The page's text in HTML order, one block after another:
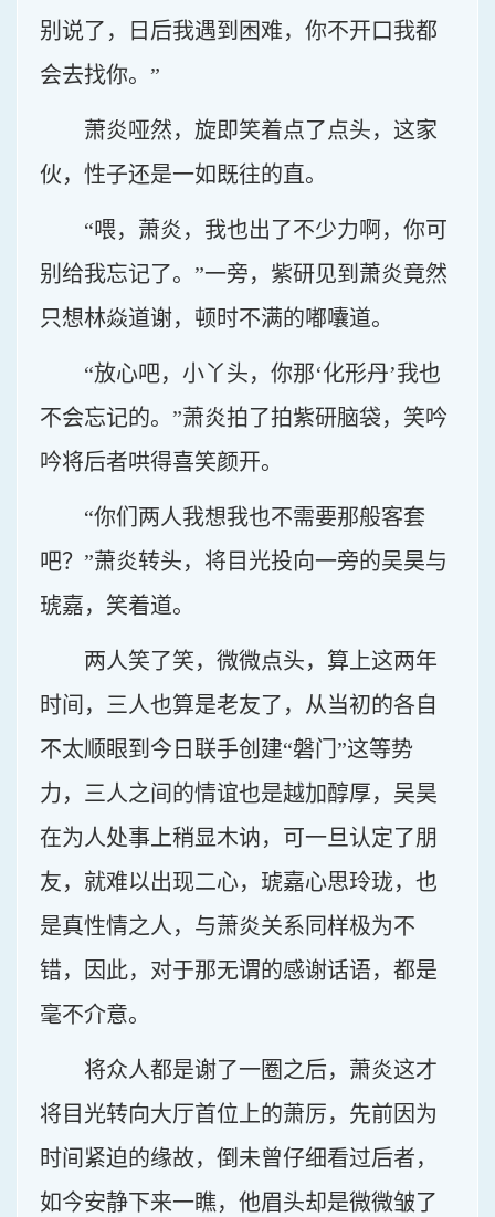
别说了，日后我遇到困难，你不开口我都
会去找你。”
萧炎哑然，旋即笑着点了点头，这家
伙，性子还是一如既往的直。
“喂，萧炎，我也出了不少力啊，你可
别给我忘记了。”一旁，紫研见到萧炎竟然
只想林焱道谢，顿时不满的嘟囔道。
“放心吧，小丫头，你那‘化形丹’我也
不会忘记的。”萧炎拍了拍紫研脑袋，笑吟
吟将后者哄得喜笑颜开。
“你们两人我想我也不需要那般客套
吧？”萧炎转头，将目光投向一旁的吴昊与
琥嘉，笑着道。
两人笑了笑，微微点头，算上这两年
时间，三人也算是老友了，从当初的各自
不太顺眼到今日联手创建“磐门”这等势
力，三人之间的情谊也是越加醇厚，吴昊
在为人处事上稍显木讷，可一旦认定了朋
友，就难以出现二心，琥嘉心思玲珑，也
是真性情之人，与萧炎关系同样极为不
错，因此，对于那无谓的感谢话语，都是
毫不介意。
将众人都是谢了一圈之后，萧炎这才
将目光转向大厅首位上的萧厉，先前因为
时间紧迫的缘故，倒未曾仔细看过后者，
如今安静下来一瞧，他眉头却是微微皱了